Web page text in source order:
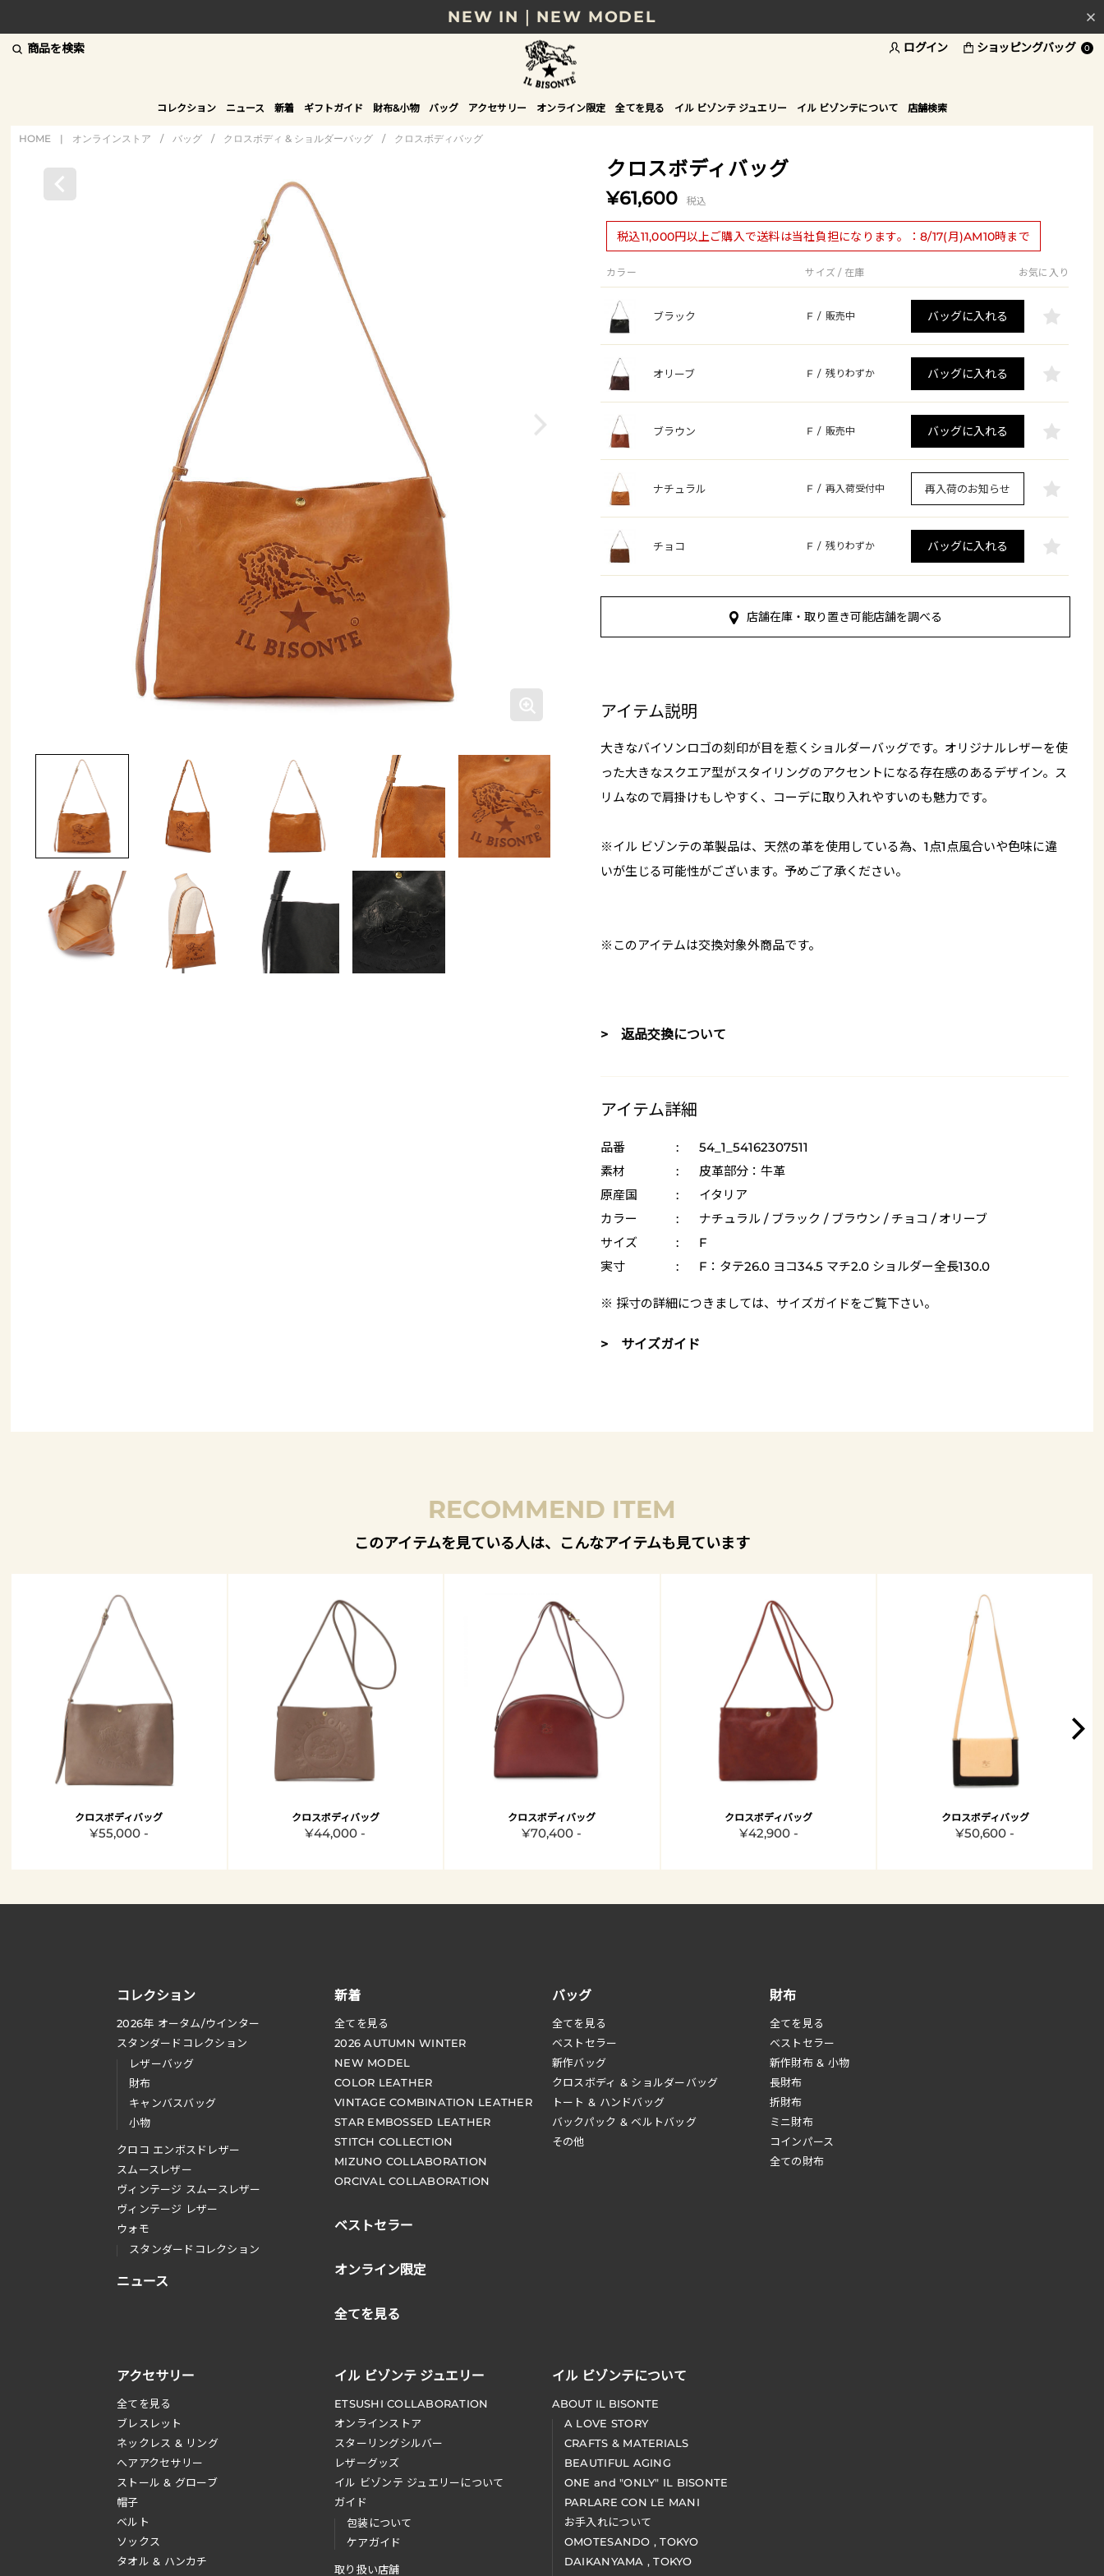
NEW IN｜NEW MODEL
8/17(月)10時まで｜税込11,000円以上で送料無料
贈る相手やシーンから選べる、新しいギフトガイド
NEW IN｜COLOR LEATHER
商品を検索 ログイン ショッピングバッグ 0
コレクション ニュース 新着 ギフトガイド 財布&小物 バッグ アクセサリー オンライン限定 全てを見る イル ビゾンテ ジュエリー イル ビゾンテについて 店舗検索
HOME | オンラインストア / バッグ / クロスボディ & ショルダーバッグ / クロスボディバッグ
クロスボディバッグ
¥61,600 税込
税込11,000円以上ご購入で送料は当社負担になります。：8/17(月)AM10時まで
カラー サイズ / 在庫 お気に入り
ブラック F / 販売中 バッグに入れる
オリーブ F / 残りわずか バッグに入れる
ブラウン F / 販売中 バッグに入れる
ナチュラル F / 再入荷受付中 再入荷のお知らせ
チョコ F / 残りわずか バッグに入れる
店舗在庫・取り置き可能店舗を調べる
アイテム説明
大きなバイソンロゴの刻印が目を惹くショルダーバッグです。オリジナルレザーを使
った大きなスクエア型がスタイリングのアクセントになる存在感のあるデザイン。ス
リムなので肩掛けもしやすく、コーデに取り入れやすいのも魅力です。
※イル ビゾンテの革製品は、天然の革を使用している為、1点1点風合いや色味に違
いが生じる可能性がございます。予めご了承ください。
※このアイテムは交換対象外商品です。
> 返品交換について
アイテム詳細
品番 :
54_1_54162307511
素材
:
皮革部分：牛革
原産国
:
イタリア
カラー
:
ナチュラル / ブラック / ブラウン / チョコ / オリーブ
サイズ
:
F
実寸
: F：タテ26.0 ヨコ34.5 マチ2.0 ショルダー全長130.0
※ 採寸の詳細につきましては、 サイズガイドをご覧下さい。
> サイズガイド
RECOMMEND ITEM
このアイテムを見ている人は、こんなアイテムも見ています
クロスボディバッグ
¥55,000 -
クロスボディバッグ
¥44,000 -
クロスボディバッグ
¥70,400 -
クロスボディバッグ
¥42,900 -
クロスボディバッグ
¥50,600 -
コレクション
2026年 オータム/ウインター
スタンダードコレクション
レザーバッグ
財布
キャンバスバッグ
小物
クロコ エンボスドレザー
スムースレザー
ヴィンテージ スムースレザー
ヴィンテージ レザー
ウォモ
スタンダードコレクション
ニュース
新着
全てを見る
2026 AUTUMN WINTER
NEW MODEL
COLOR LEATHER
VINTAGE COMBINATION LEATHER
STAR EMBOSSED LEATHER
STITCH COLLECTION
MIZUNO COLLABORATION
ORCIVAL COLLABORATION
ベストセラー
オンライン限定
全てを見る
財布
全てを見る
べストセラー
新作財布 & 小物
長財布
折財布
ミニ財布
コインパース
全ての財布
バッグ
全てを見る
ベストセラー
新作バッグ
クロスボディ & ショルダーバッグ
トート & ハンドバッグ
バックパック & ベルトバッグ
その他
アクセサリー
全てを見る
ブレスレット
ネックレス & リング
へアアクセサリー
ストール & グローブ
帽子
ベルト
ソックス
タオル & ハンカチ
イル ビゾンテ ジュエリー
ETSUSHI COLLABORATION
オンラインストア
スターリングシルバー
レザーグッズ
イル ビゾンテ ジュエリーについて
ガイド
包装について
ケアガイド
取り扱い店舗
イル ビゾンテについて
ABOUT IL BISONTE
A LOVE STORY
CRAFTS & MATERIALS
BEAUTIFUL AGING
ONE and "ONLY" IL BISONTE
PARLARE CON LE MANI
お手入れについて
OMOTESANDO , TOKYO
DAIKANYAMA , TOKYO